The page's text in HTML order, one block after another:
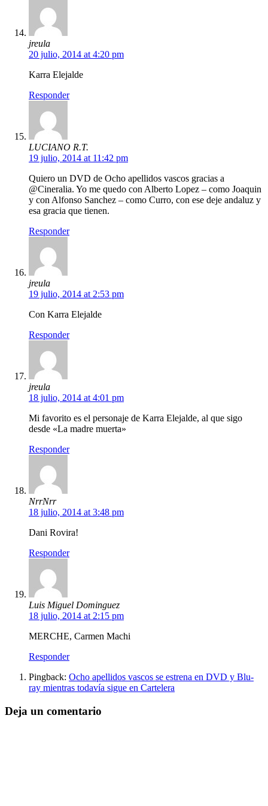
jreula
20 julio, 2014 at 4:20 pm
Karra Elejalde
Responder
LUCIANO R.T.
19 julio, 2014 at 11:42 pm
Quiero un DVD de Ocho apellidos vascos gracias a
@Cineralia. Yo me quedo con Alberto Lopez – como Joaquin
y con Alfonso Sanchez – como Curro, con ese deje andaluz y
esa gracia que tienen.
Responder
jreula
19 julio, 2014 at 2:53 pm
Con Karra Elejalde
Responder
jreula
18 julio, 2014 at 4:01 pm
Mi favorito es el personaje de Karra Elejalde, al que sigo
desde «La madre muerta»
Responder
NrrNrr
18 julio, 2014 at 3:48 pm
Dani Rovira!
Responder
Luis Miguel Dominguez
18 julio, 2014 at 2:15 pm
MERCHE, Carmen Machi
Responder
Pingback: Ocho apellidos vascos se estrena en DVD y Blu-
ray mientras todavía sigue en Cartelera
Deja un comentario